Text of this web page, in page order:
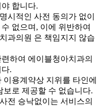
합니다.
시적인 사전 동의가 없이
없으며, 이에 위반하여
과의원 은 책임지지 않습
하여 에이블청아치과의
.
용계약상 지위를 타인에
보로 제공할 수 없습니다.
전 승낙없이는 서비스의